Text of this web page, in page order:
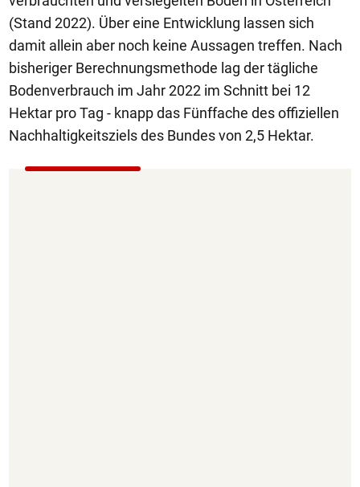
(Stand 2022). Über eine Entwicklung lassen sich
damit allein aber noch keine Aussagen treffen. Nach
bisheriger Berechnungsmethode lag der tägliche
Bodenverbrauch im Jahr 2022 im Schnitt bei 12
Hektar pro Tag - knapp das Fünffache des offiziellen
Nachhaltigkeitsziels des Bundes von 2,5 Hektar.